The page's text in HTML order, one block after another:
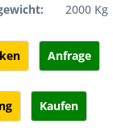
2000 Kg
Anfrage
Kaufen